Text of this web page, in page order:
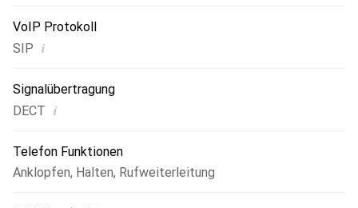
VoIP Protokoll
SIP i
Signalübertragung
DECT i
Telefon Funktionen
Anklopfen, Halten, Rufweiterleitung